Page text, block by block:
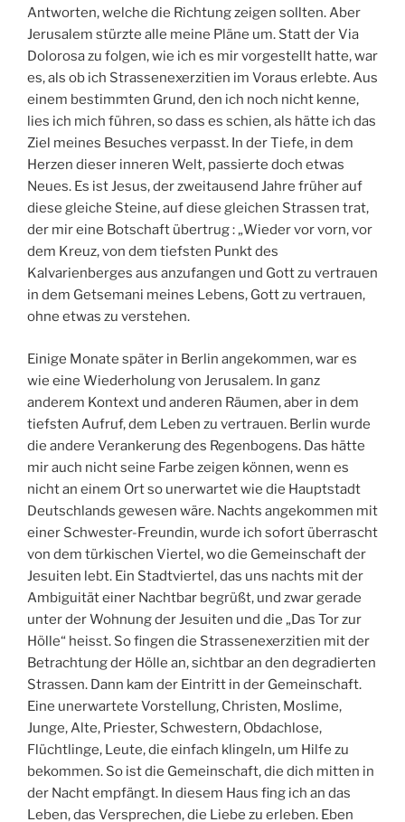
Antworten, welche die Richtung zeigen sollten. Aber
Jerusalem stürzte alle meine Pläne um. Statt der Via
Dolorosa zu folgen, wie ich es mir vorgestellt hatte, war
es, als ob ich Strassenexerzitien im Voraus erlebte. Aus
einem bestimmten Grund, den ich noch nicht kenne,
lies ich mich führen, so dass es schien, als hätte ich das
Ziel meines Besuches verpasst. In der Tiefe, in dem
Herzen dieser inneren Welt, passierte doch etwas
Neues. Es ist Jesus, der zweitausend Jahre früher auf
diese gleiche Steine, auf diese gleichen Strassen trat,
der mir eine Botschaft übertrug : „Wieder vor vorn, vor
dem Kreuz, von dem tiefsten Punkt des
Kalvarienberges aus anzufangen und Gott zu vertrauen
in dem Getsemani meines Lebens, Gott zu vertrauen,
ohne etwas zu verstehen.
Einige Monate später in Berlin angekommen, war es
wie eine Wiederholung von Jerusalem. In ganz
anderem Kontext und anderen Räumen, aber in dem
tiefsten Aufruf, dem Leben zu vertrauen. Berlin wurde
die andere Verankerung des Regenbogens. Das hätte
mir auch nicht seine Farbe zeigen können, wenn es
nicht an einem Ort so unerwartet wie die Hauptstadt
Deutschlands gewesen wäre. Nachts angekommen mit
einer Schwester-Freundin, wurde ich sofort überrascht
von dem türkischen Viertel, wo die Gemeinschaft der
Jesuiten lebt. Ein Stadtviertel, das uns nachts mit der
Ambiguität einer Nachtbar begrüßt, und zwar gerade
unter der Wohnung der Jesuiten und die „Das Tor zur
Hölle“ heisst. So fingen die Strassenexerzitien mit der
Betrachtung der Hölle an, sichtbar an den degradierten
Strassen. Dann kam der Eintritt in der Gemeinschaft.
Eine unerwartete Vorstellung, Christen, Moslime,
Junge, Alte, Priester, Schwestern, Obdachlose,
Flüchtlinge, Leute, die einfach klingeln, um Hilfe zu
bekommen. So ist die Gemeinschaft, die dich mitten in
der Nacht empfängt. In diesem Haus fing ich an das
Leben, das Versprechen, die Liebe zu erleben. Eben